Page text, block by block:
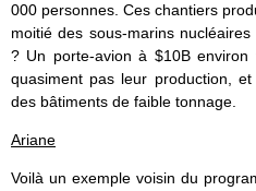
000 personnes. Ces chantiers
moitié des sous-marins
? Un porte-avion à $10B
quasiment pas leur production,
des bâtiments de faible tonnage.
Ariane
Voilà un exemple voisin du